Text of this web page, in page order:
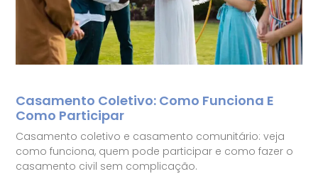
Casamento Coletivo: Como Funciona E
Como Participar
Casamento coletivo e casamento comunitário: veja
como funciona, quem pode participar e como fazer o
casamento civil sem complicação.